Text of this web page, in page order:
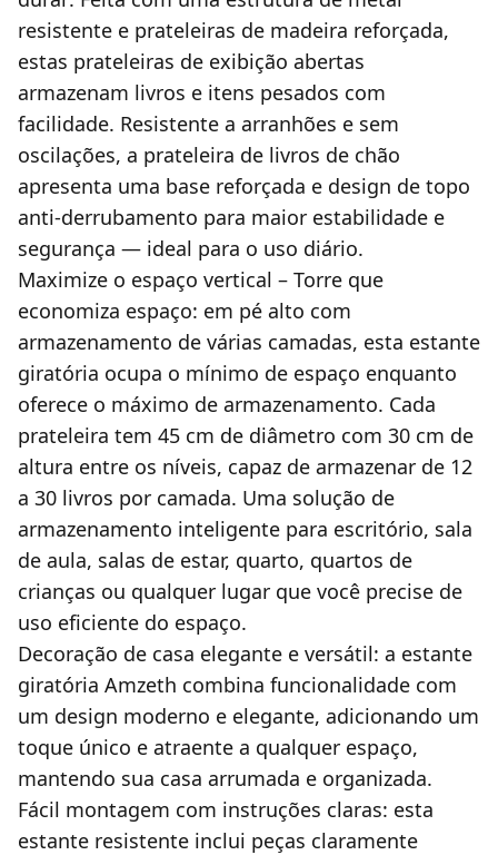
resistente e prateleiras de madeira reforçada,
estas prateleiras de exibição abertas
armazenam livros e itens pesados com
facilidade. Resistente a arranhões e sem
oscilações, a prateleira de livros de chão
apresenta uma base reforçada e design de topo
anti-derrubamento para maior estabilidade e
segurança — ideal para o uso diário.
Maximize o espaço vertical – Torre que
economiza espaço: em pé alto com
armazenamento de várias camadas, esta estante
giratória ocupa o mínimo de espaço enquanto
oferece o máximo de armazenamento. Cada
prateleira tem 45 cm de diâmetro com 30 cm de
altura entre os níveis, capaz de armazenar de 12
a 30 livros por camada. Uma solução de
armazenamento inteligente para escritório, sala
de aula, salas de estar, quarto, quartos de
crianças ou qualquer lugar que você precise de
uso eficiente do espaço.
Decoração de casa elegante e versátil: a estante
giratória Amzeth combina funcionalidade com
um design moderno e elegante, adicionando um
toque único e atraente a qualquer espaço,
mantendo sua casa arrumada e organizada.
Fácil montagem com instruções claras: esta
estante resistente inclui peças claramente